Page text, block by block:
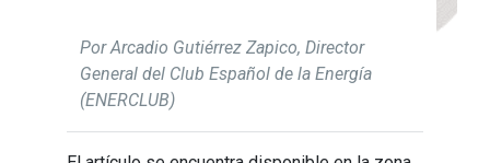
Por Arcadio Gutiérrez Zapico, Director
General del Club Español de la Energía
(ENERCLUB)